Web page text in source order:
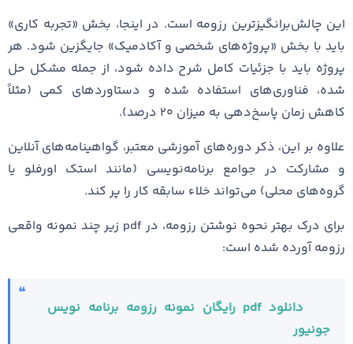
این چالش‌برانگیزترین رزومه است. در اینجا، بخش «تجربه کاری»
باید با بخش «پروژه‌های شخصی و آکادمیک» جایگزین شود. هر
پروژه باید با جزئیات کامل شرح داده شود، از جمله مشکل حل
شده، فناوری‌های استفاده شده و دستاوردهای کمی (مثلاً
کاهش زمان پاسخ‌دهی به میزان ۲۰ درصد).
علاوه بر این، ذکر دوره‌های آموزشی معتبر، گواهینامه‌های آنلاین
و مشارکت در جوامع برنامه‌نویسی (مانند استک اورفلو یا
گروه‌های محلی) می‌تواند خلاء سابقه کار را پر کند.
برای درک بهتر نحوه نوشتن رزومه، در pdf زیر چند نمونه واقعی
رزومه آورده شده است:
دانلود pdf رایگان نمونه رزومه برنامه نویس
جونیور